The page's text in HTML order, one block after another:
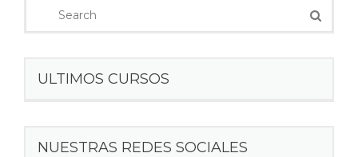
ULTIMOS CURSOS
NUESTRAS REDES SOCIALES